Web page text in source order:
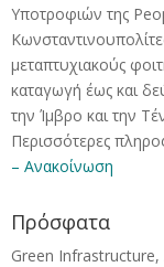
Υποτροφιών της
μεταπτυχιακούς
καταγωγή έως και
την Ίμβρο και την
Περισσότερες
– Ανακοίνωση
Πρόσφατα
Green